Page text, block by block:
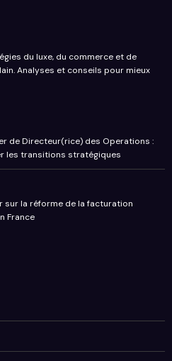
du luxe, du commerce et de
Analyses et conseils pour mieux
de Directeur(rice) des Operations :
les transitions stratégiques
sur la réforme de la facturation
France